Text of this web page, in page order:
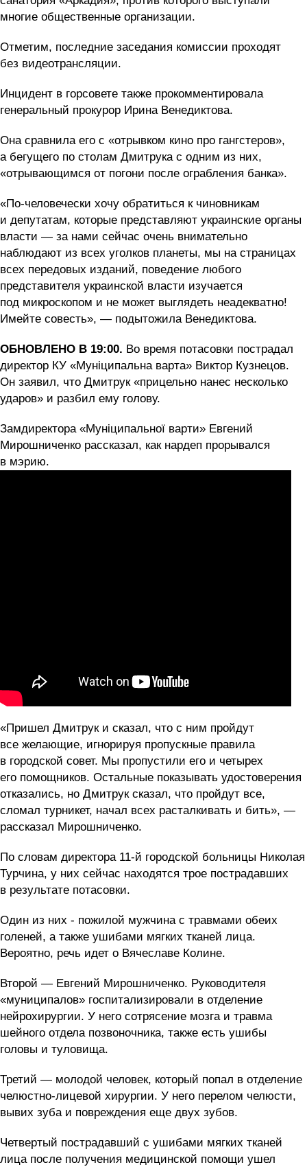
многие общественные организации.
Отметим, последние заседания комиссии проходят
без видеотрансляции.
Инцидент в горсовете также прокомментировала
генеральный прокурор Ирина Венедиктова.
Она сравнила его с «отрывком кино про гангстеров»,
а бегущего по столам Дмитрука с одним из них,
«отрывающимся от погони после ограбления банка».
«По-человечески хочу обратиться к чиновникам
и депутатам, которые представляют украинские органы
власти — за нами сейчас очень внимательно
наблюдают из всех уголков планеты, мы на страницах
всех передовых изданий, поведение любого
представителя украинской власти изучается
под микроскопом и не может выглядеть неадекватно!
Имейте совесть», — подытожила Венедиктова.
ОБНОВЛЕНО В 19:00. Во время потасовки пострадал
директор КУ «Муніципальна варта» Виктор Кузнецов.
Он заявил, что Дмитрук «прицельно нанес несколько
ударов» и разбил ему голову.
Замдиректора «Муніципальної варти» Евгений
Мирошниченко рассказал, как нардеп прорывался
в мэрию.
«Пришел Дмитрук и сказал, что с ним пройдут
все желающие, игнорируя пропускные правила
в городской совет. Мы пропустили его и четырех
его помощников. Остальные показывать удостоверения
отказались, но Дмитрук сказал, что пройдут все,
сломал турникет, начал всех расталкивать и бить», —
рассказал Мирошниченко.
По словам директора 11-й городской больницы Николая
Турчина, у них сейчас находятся трое пострадавших
в результате потасовки.
Один из них - пожилой мужчина с травмами обеих
голеней, а также ушибами мягких тканей лица.
Вероятно, речь идет о Вячеславе Колине.
Второй — Евгений Мирошниченко. Руководителя
«муниципалов» госпитализировали в отделение
нейрохирургии. У него сотрясение мозга и травма
шейного отдела позвоночника, также есть ушибы
головы и туловища.
Третий — молодой человек, который попал в отделение
челюстно-лицевой хирургии. У него перелом челюсти,
вывих зуба и повреждения еще двух зубов.
Четвертый пострадавший с ушибами мягких тканей
лица после получения медицинской помощи ушел